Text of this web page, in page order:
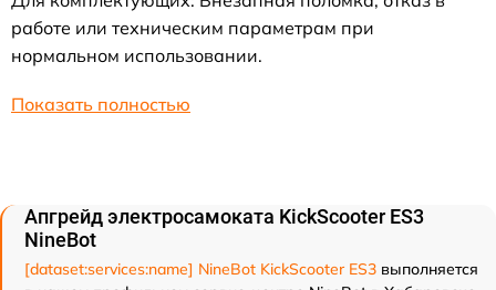
работе или техническим параметрам при
нормальном использовании.
Показать полностью
Апгрейд электросамоката KickScooter ES3
NineBot
[dataset:services:name] NineBot KickScooter ES3 выполняется